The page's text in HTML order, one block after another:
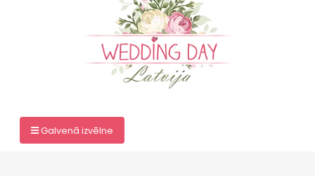
Galvenā izvēlne